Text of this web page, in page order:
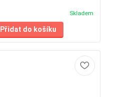
Skladem
Přidat do košíku